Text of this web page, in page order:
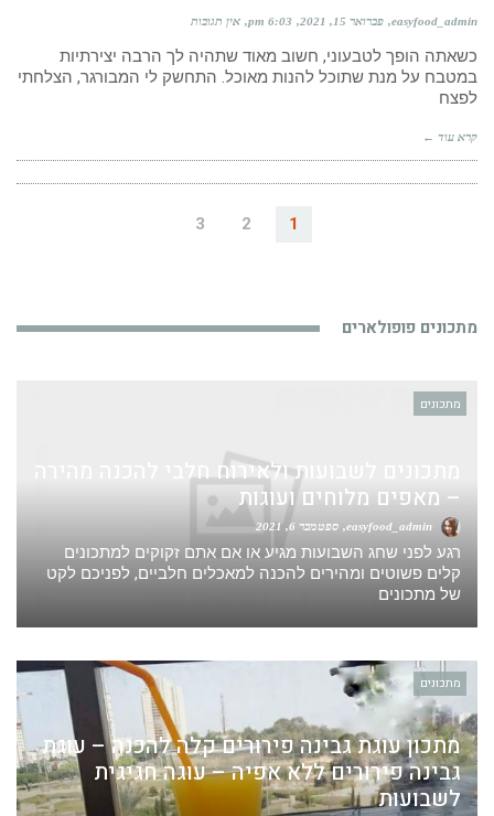
easyfood_admin פברואר 15, 2021 6:03 pm אין תגובות
כשאתה הופך לטבעוני, חשוב מאוד שתהיה לך הרבה יצירתיות
במטבח על מנת שתוכל להנות מאוכל. התחשק לי המבורגר, הצלחתי
לפצח
קרא עוד ←
1
2
3
מתכונים פופולארים
מתכונים
מתכונים לשבועות ולאירוח חלבי להכנה מהירה
– מאפים מלוחים ועוגות
ספטמבר 6, 2021
רגע לפני שחג השבועות מגיע או אם אתם זקוקים למתכונים
קלים פשוטים ומהירים להכנה למאכלים חלביים, לפניכם לקט
של מתכונים
מתכונים
מתכון עוגת גבינה פירורים קלה להכנה – עוגת
גבינה פירורים ללא אפיה – עוגה חגיגית
לשבועות